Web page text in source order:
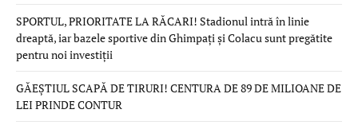
SPORTUL, PRIORITATE LA RĂCARI! Stadionul intră în linie
dreaptă, iar bazele sportive din Ghimpați și Colacu sunt pregătite
pentru noi investiții
GĂEȘTIUL SCAPĂ DE TIRURI! CENTURA DE 89 DE MILIOANE DE
LEI PRINDE CONTUR